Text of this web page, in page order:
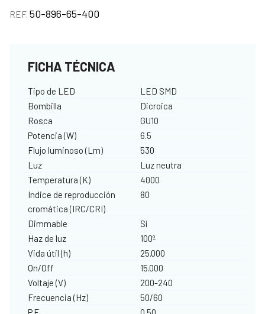
REF. 50-896-65-400
FICHA TÉCNICA
Tipo de LED
LED SMD
Bombilla
Dicroica
Rosca
GU10
Potencia (W)
6.5
Flujo luminoso (Lm)
530
Luz
Luz neutra
Temperatura (K)
4000
Indice de reproducción
cromática (IRC/CRI)
80
Dimmable
Sí
Haz de luz
100º
Vida útil (h)
25.000
On/Off
15.000
Voltaje (V)
200-240
Frecuencia (Hz)
50/60